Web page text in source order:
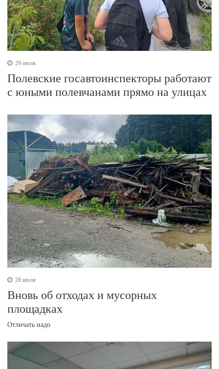
29 июля
Полевские госавтоинспекторы работают
с юными полевчанами прямо на улицах
28 июля
Вновь об отходах и мусорных
площадках
Отличать надо